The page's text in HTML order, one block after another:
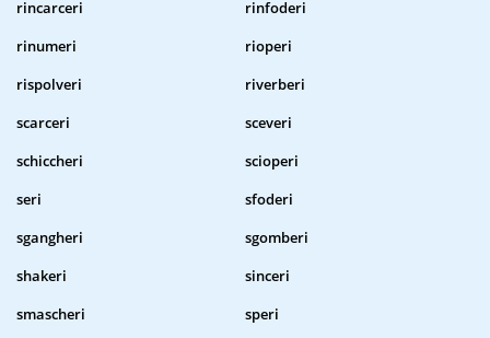
rincarceri
rinfoderi
rinumeri
rioperi
rispolveri
riverberi
scarceri
sceveri
schiccheri
scioperi
seri
sfoderi
sgangheri
sgomberi
shakeri
sinceri
smascheri
speri